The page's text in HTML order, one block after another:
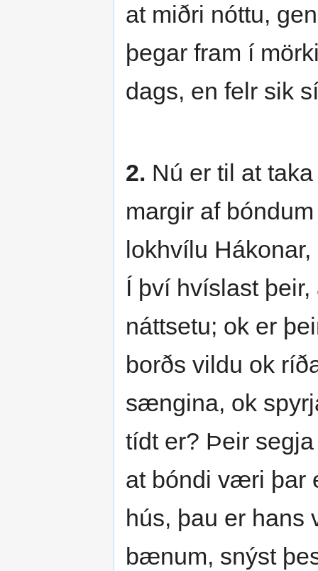
at miðri nóttu,
þegar fram í
dags, en felr sik
2. Nú er til at
margir af
lokhvílu
Í því hvíslast
náttsetu; ok er
borðs vildu ok
sængina, ok
tídt er? Þeir
at bóndi væri þar
hús, þau er hans
bænum, snýst